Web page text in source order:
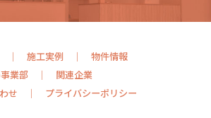
施工実例
物件情報
業部
関連企業
せ
プライバシーポリシー